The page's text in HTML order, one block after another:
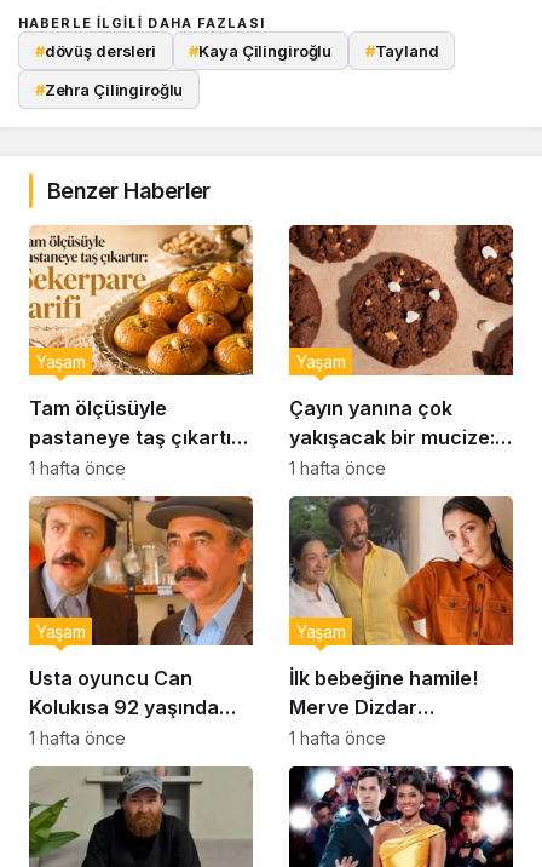
HABERLE ILGILI DAHA FAZLASI
#dövüş dersleri #Kaya Çilingiroğlu #Tayland
#Zehra Çilingiroğlu
Benzer Haberler
Tam ölçüsüyle
pastaneye taş çıkartır:
Şekerpare tarifi
Yaşam
1 hafta önce
Çayın yanına çok
yakışacak bir mucize:
Brownie tadında ıslak
kurabiye tarifi…
Yaşam
1 hafta önce
Usta oyuncu Can
Kolukısa 92 yaşında
hayatını kaybetti
Yaşam
1 hafta önce
İlk bebeğine hamile!
Merve Dizdar
sessizliğini bozdu: ‘İsim
bulmak çok zor’
Yaşam
1 hafta önce